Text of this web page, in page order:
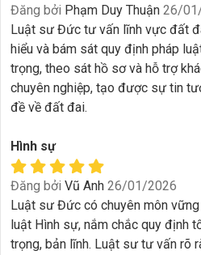
Đăng bởi Phạm Duy Thuận 26/
Luật sư Đức tư vấn lĩnh vực đất
hiểu và bám sát quy định pháp
trọng, theo sát hồ sơ và hỗ trợ
chuyên nghiệp, tạo được sự tin
đề về đất đai.
Hình sự
Đăng bởi Vũ Anh 26/01/2026
Luật sư Đức có chuyên môn
luật Hình sự, nắm chắc quy định
trọng, bản lĩnh. Luật sư tư vấn rõ